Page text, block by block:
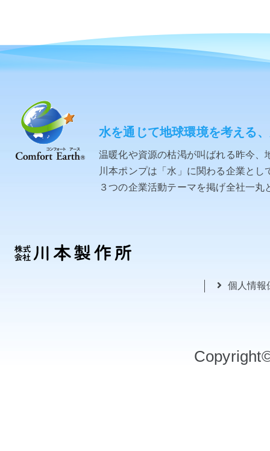
水を通じて地球環境を考える
温暖化や資源の枯渇が叫ばれる昨今
川本ポンプは「水」に関わる企業と
３つの企業活動テーマを掲げ全社一
個人情報